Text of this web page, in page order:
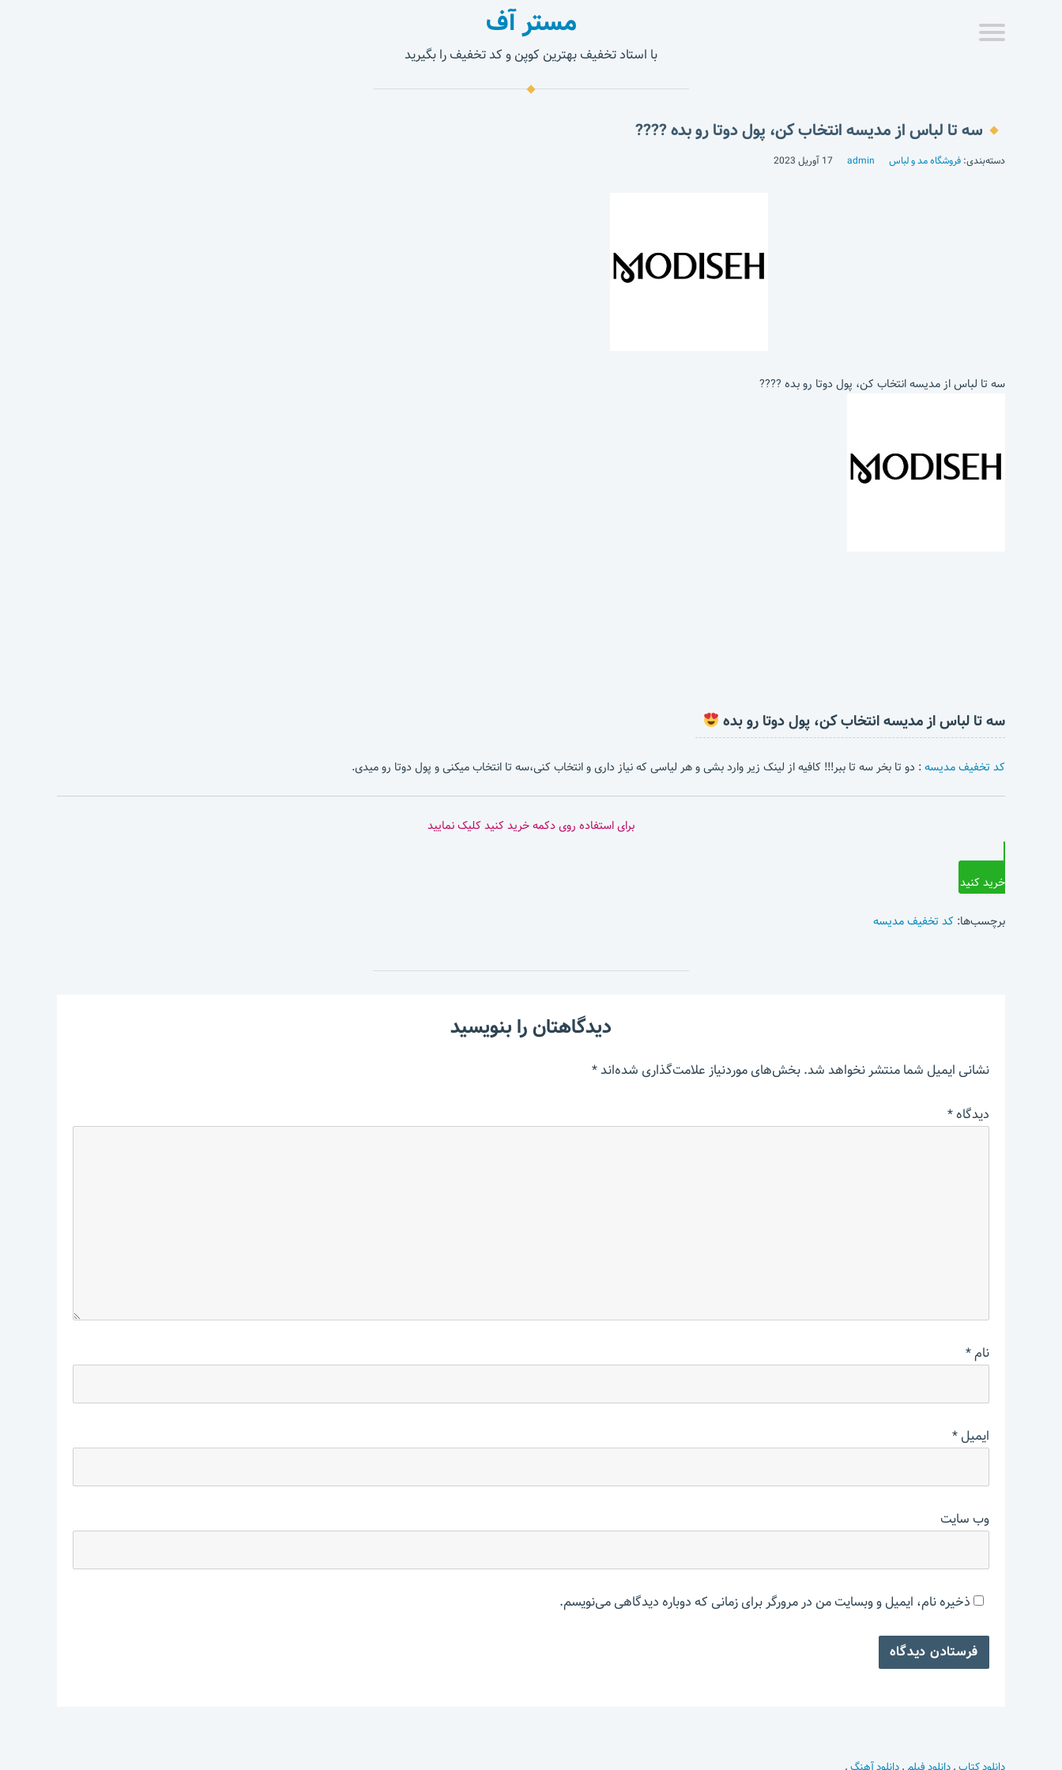
مستر آف
با استاد تخفیف بهترین کوپن و کد تخفیف را بگیرید
سه تا لباس از مدیسه انتخاب کن، پول دوتا رو بده ????
دسته‌بندی: فروشگاه مد و لباس admin 17 آوریل 2023
سه تا لباس از مدیسه انتخاب کن، پول دوتا رو بده ????
سه تا لباس از مدیسه انتخاب کن، پول دوتا رو بده
کد تخفیف مدیسه: دو تا بخر سه تا ببر!!! کافیه از لینک زیر وارد بشی و هر لیاسی که نیاز داری و انتخاب کنی،سه تا انتخاب میکنی و پول دوتا رو میدی.
برای استفاده روی دکمه خرید کنید کلیک نمایید
خرید کنید
برچسب‌ها: کد تخفیف مدیسه
دیدگاهتان را بنویسید
نشانی ایمیل شما منتشر نخواهد شد.بخش‌های موردنیاز علامت‌گذاری شده‌اند*
دیدگاه*
نام*
ایمیل*
وب‌ سایت
ذخیره نام، ایمیل و وبسایت من در مرورگر برای زمانی که دوباره دیدگاهی می‌نویسم.
دانلود کتاب.دانلود فیلم .دانلود آهنگ.